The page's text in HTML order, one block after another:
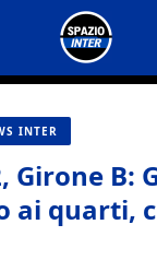
INTER
Girone B:
ai quarti,